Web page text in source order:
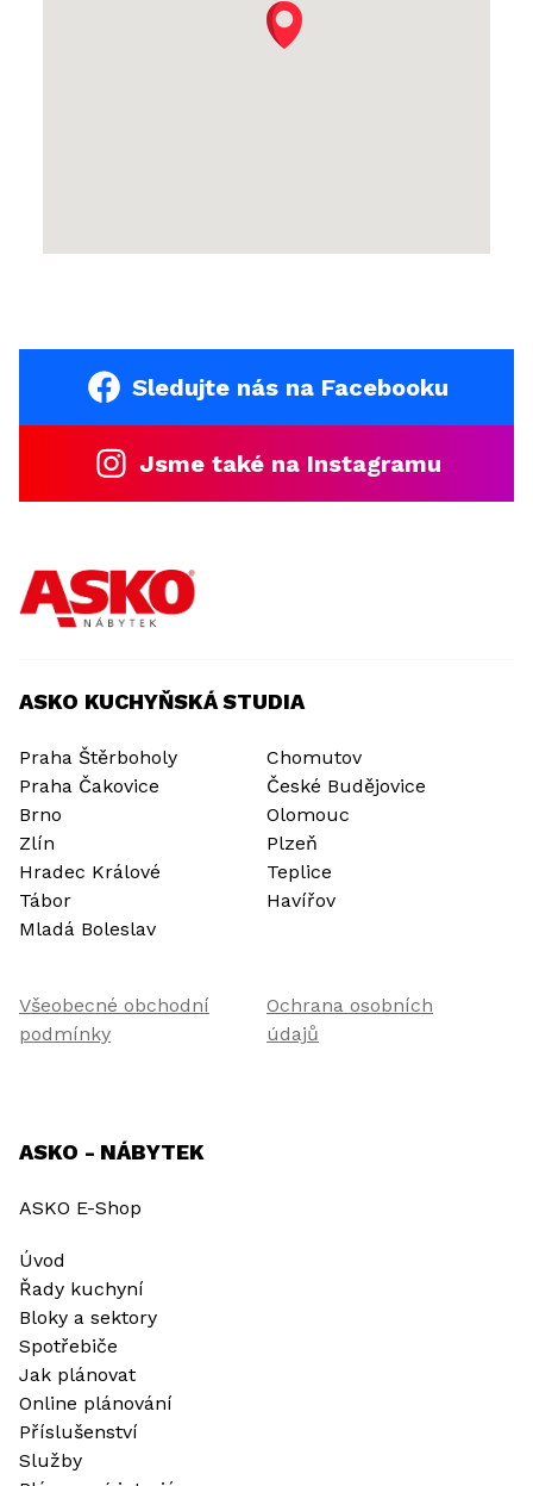
Sledujte nás na Facebooku
Jsme také na Instagramu
ASKO KUCHYŇSKÁ STUDIA
Praha Štěrboholy
Praha Čakovice
Brno
Zlín
Hradec Králové
Tábor
Mladá Boleslav
Chomutov
České Budějovice
Olomouc
Plzeň
Teplice
Havířov
Všeobecné obchodní
podmínky
Ochrana osobních
údajů
ASKO - NÁBYTEK
ASKO E-Shop
Úvod
Řady kuchyní
Bloky a sektory
Spotřebiče
Jak plánovat
Online plánování
Příslušenství
Služby